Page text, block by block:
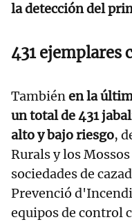
la detección del
431 ejemplares
Tambiénen la
un total de 431
alto y bajo riesgo,
Rurals y los
sociedades de
Prevenció
equipos de control